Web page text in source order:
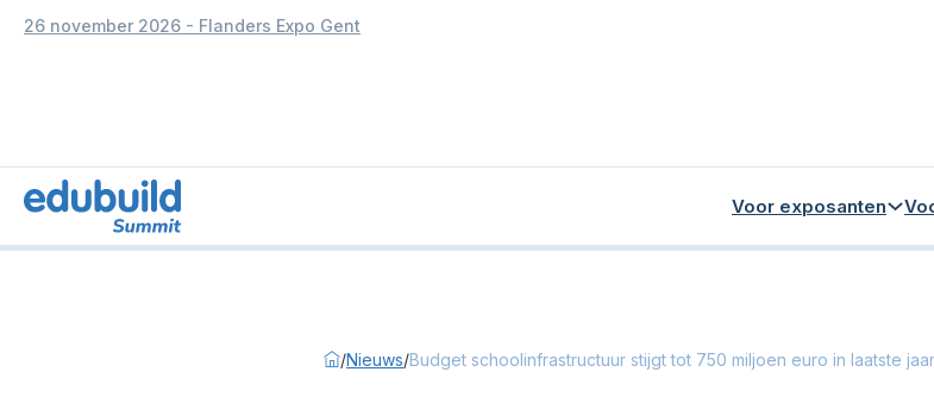
26 november 2026 - Flanders Expo Gent
Voor exposanten
/Nieuws/Budget schoolinfrastructuur stijgt tot 750 miljoen euro in laatste